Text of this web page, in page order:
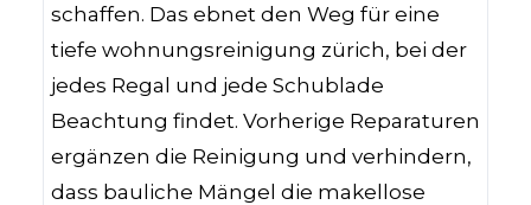
schaffen. Das ebnet den Weg für eine
tiefe wohnungsreinigung zürich, bei der
jedes Regal und jede Schublade
Beachtung findet. Vorherige Reparaturen
ergänzen die Reinigung und verhindern,
dass bauliche Mängel die makellose